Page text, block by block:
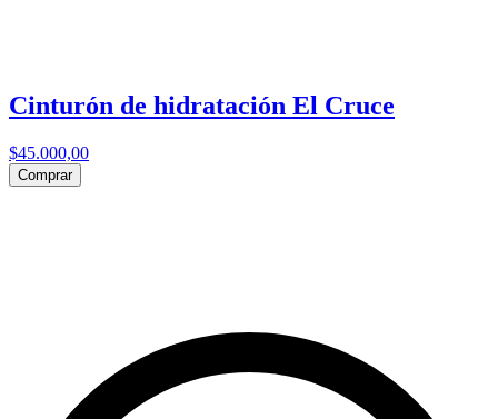
Cinturón de hidratación El Cruce
$45.000,00
Comprar